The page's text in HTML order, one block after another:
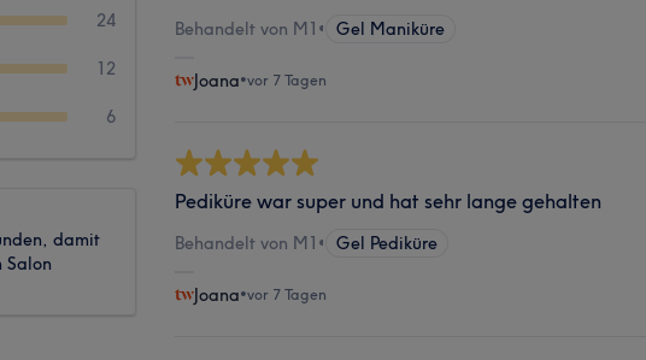
24
12
6
damit
Salon
Behandelt von M1 • Gel Maniküre
Joana•vor 7 Tagen
Pediküre war super und hat sehr lange gehalten
Behandelt von M1 • Gel Pediküre
Joana•vor 7 Tagen